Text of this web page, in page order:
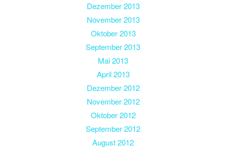
Dezember 2013
November 2013
Oktober 2013
September 2013
Mai 2013
April 2013
Dezember 2012
November 2012
Oktober 2012
September 2012
August 2012